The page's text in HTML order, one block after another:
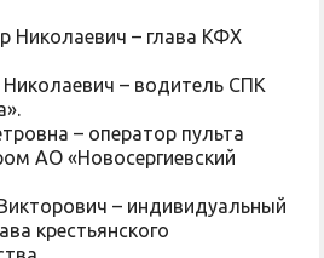
Николаевич – глава КФХ
– водитель СПК
– оператор пульта
АО «Новосергиевский
– индивидуальный
крестьянского